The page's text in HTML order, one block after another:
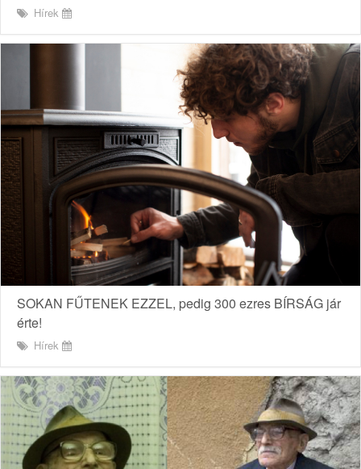
Hírek
SOKAN FŰTENEK EZZEL, pedig 300 ezres BÍRSÁG jár
érte!
Hírek